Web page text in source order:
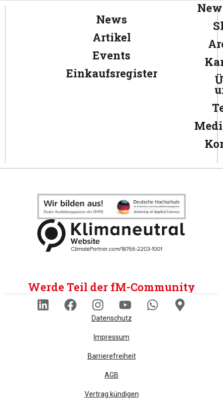
News
Artikel
Events
Einkaufsregister
Werde Teil der fM-Community
Datenschutz
Impressum
Barrierefreiheit
AGB
Vertrag kündigen